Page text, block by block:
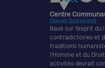
Centre
David Susskind
Basé sur l’esprit du
contradictoires et
traditions
l’Homme et du
activités devrait